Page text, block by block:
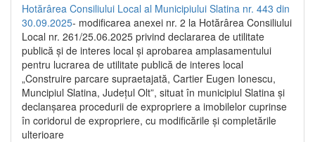
Hotărârea Consiliului Local al Municipiului Slatina nr. 443 din
30.09.2025- modificarea anexei nr. 2 la Hotărârea Consiliului
Local nr. 261/25.06.2025 privind declararea de utilitate
publică şi de interes local şi aprobarea amplasamentului
pentru lucrarea de utilitate publică de interes local
„Construire parcare supraetajată, Cartier Eugen Ionescu,
Muncipiul Slatina, Judeţul Olt”, situat în municipiul Slatina şi
declanşarea procedurii de expropriere a imobilelor cuprinse
în coridorul de expropriere, cu modificările şi completările
ulterioare